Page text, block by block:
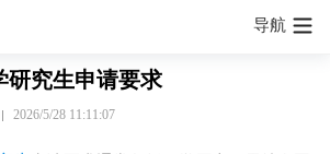
导航
研究生申请要求
2026/5/28 11:11:07